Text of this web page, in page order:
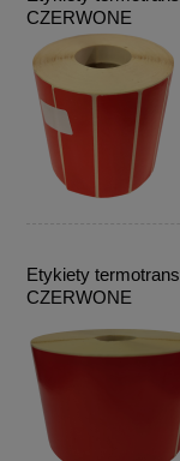
CZERWONE
Etykiety
CZERWONE